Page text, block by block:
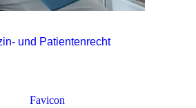
und Patientenrecht